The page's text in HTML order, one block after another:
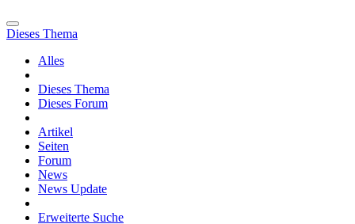
Dieses Thema
Alles
Dieses Thema
Dieses Forum
Artikel
Seiten
Forum
News
News Update
Erweiterte Suche